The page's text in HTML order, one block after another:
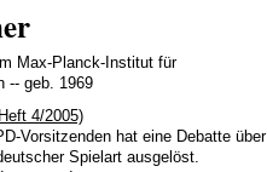
Max-Planck-Institut für
-- geb. 1969
4/2005)
Vorsitzenden hat eine Debatte über
Spielart ausgelöst.